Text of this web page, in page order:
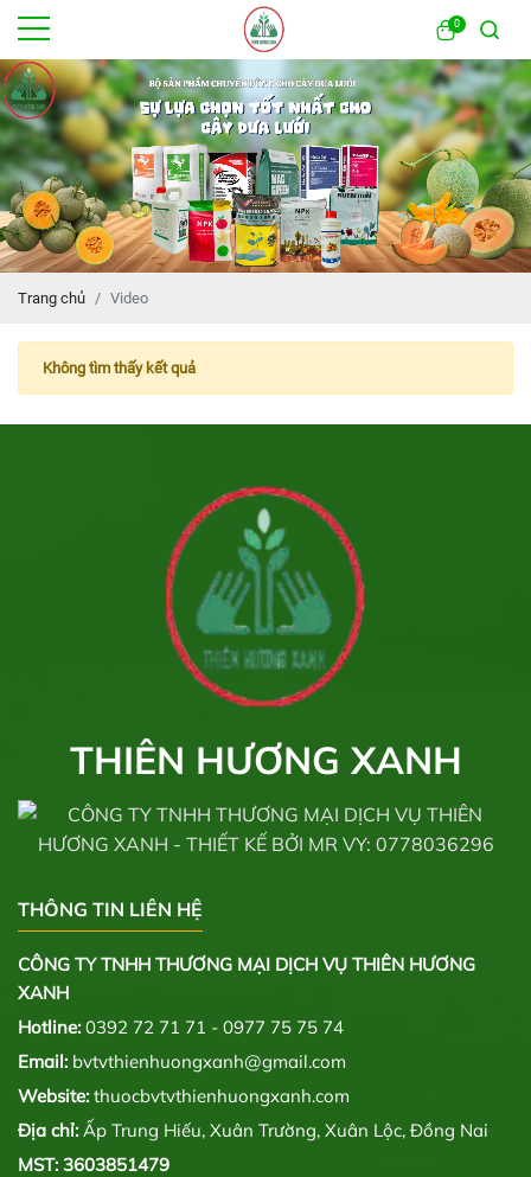
0
Trang chủ Video
Không tìm thấy kết quả
THIÊN HƯƠNG XANH
THÔNG TIN LIÊN HỆ
CÔNG TY TNHH THƯƠNG MẠI DỊCH VỤ THIÊN HƯƠNG
XANH
Hotline: 0392 72 71 71 - 0977 75 75 74
Email: bvtvthienhuongxanh@gmail.com
Website: thuocbvtvthienhuongxanh.com
Địa chỉ: Ấp Trung Hiếu, Xuân Trường, Xuân Lộc, Đồng Nai
MST: 3603851479